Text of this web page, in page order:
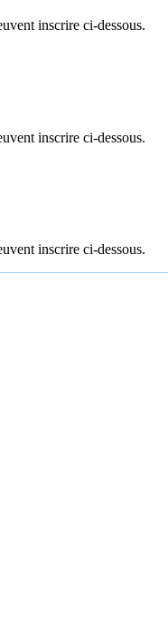
inscrire ci-dessous.
inscrire ci-dessous.
inscrire ci-dessous.